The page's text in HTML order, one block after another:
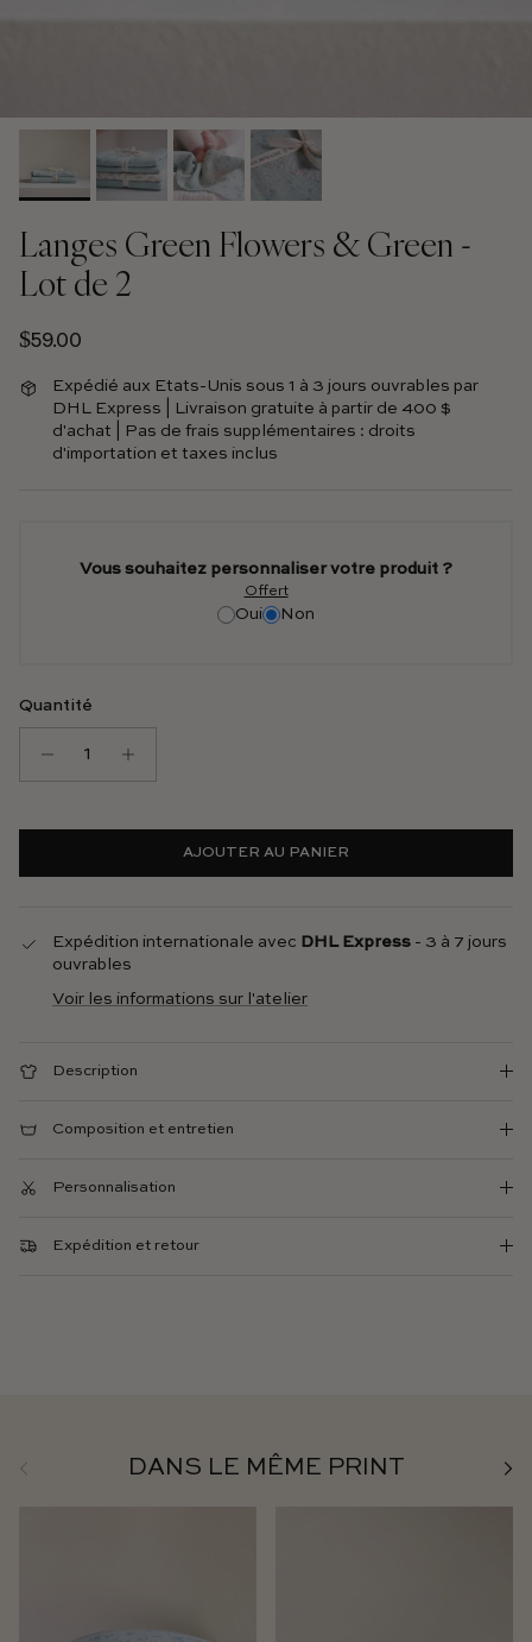
Langes Green Flowers & Green -
Lot de 2
Prix régulier
$59.00
Expédié aux Etats-Unis sous 1 à 3 jours ouvrables par
DHL Express | Livraison gratuite à partir de 400 $
d'achat | Pas de frais supplémentaires : droits
d'importation et taxes inclus
Vous souhaitez personnaliser votre produit ?
Offert
Oui Non
Quantité
AJOUTER AU PANIER
Expédition internationale avec DHL Express - 3 à 7 jours
ouvrables
Voir les informations sur l'atelier
Description
Composition et entretien
Personnalisation
Expédition et retour
DANS LE MÊME PRINT